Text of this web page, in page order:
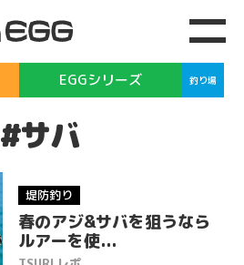
EGGシリーズ 釣り場
#サバ
堤防釣り
春のアジ&サバを狙うなら
ルアーを使...